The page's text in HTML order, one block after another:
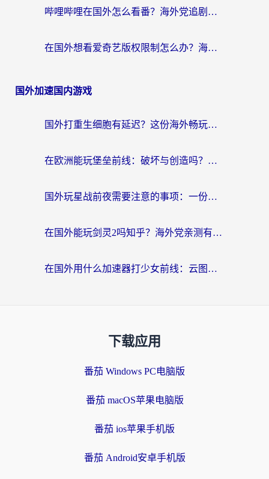
哔哩哔哩在国外怎么看番？海外党追剧看片的终极解决方案
在国外想看爱奇艺版权限制怎么办？海外华人必看的追剧自由指南
国外加速国内游戏
国外打重生细胞有延迟？这份海外畅玩国服游戏加速器终极指南请收好
在欧洲能玩堡垒前线：破坏与创造吗？海外党国服游戏不卡顿的秘密
国外玩星战前夜需要注意的事项：一份来自老玩家的网络生存指南
在国外能玩剑灵2吗知乎？海外党亲测有效的国服游戏加速指南
在国外用什么加速器打少女前线：云图计划不卡？一个老玩家的掏心分享
下载应用
番茄 Windows PC电脑版
番茄 macOS苹果电脑版
番茄 ios苹果手机版
番茄 Android安卓手机版